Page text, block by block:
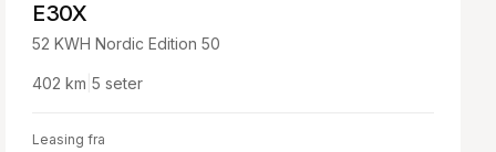
E30X
52 KWH Nordic Edition 50
402 km |5 seter
Leasing fra